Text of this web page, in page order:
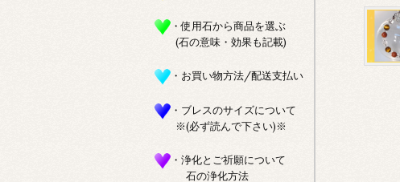
・使用石から商品を選ぶ
(石の意味・効果も記載)
・お買い物方法/配送支払い
・ブレスのサイズについて
※(必ず読んで下さい)※
・浄化とご祈願について
石の浄化方法